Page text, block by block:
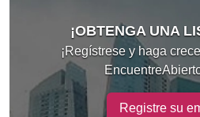
¡OBTENGA UNA
¡Regístrese y haga
Registre su